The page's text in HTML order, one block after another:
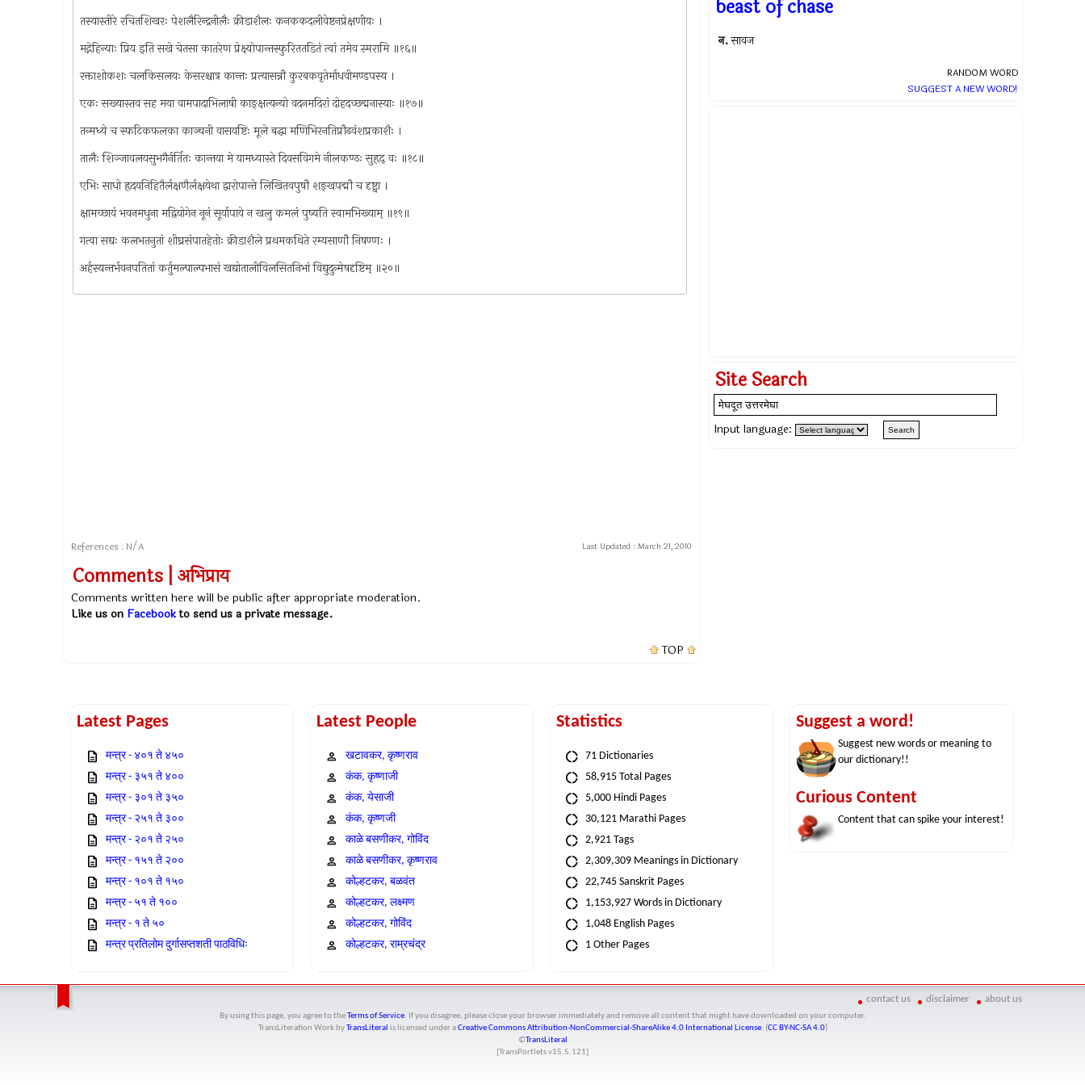
तस्यास्तीरे रचितशिखरः पेशलैरिन्द्रनीलैः क्रीडाशैलः कनककदलीवेष्टनप्रेक्षणीयः ।
मद्गेहिन्याः प्रिय इति सखे चेतसा कातरेण प्रेक्ष्योपान्तस्फुरिततडितं त्वां तमेव स्मरामि ॥१६॥
रक्ताशोकशः चलकिसलयः केसरश्चात्र कान्तः प्रत्यासन्नौ कुरबकवृतेर्माधवीमण्डपस्य ।
एकः सख्यास्तव सह मया वामपादाभिलाषी काङ्क्षत्यन्यो वदनमदिरां दोहदच्छद्मनास्याः ॥१७॥
तन्मध्ये च स्फटिकफलका काञ्चनी वासयष्टिः मूले बद्धा मणिभिरनतिप्रौढवंशप्रकाशैः ।
तालैः शिञ्जावलयसुभगैर्नर्तितः कान्तया मे यामध्यास्ते दिवसविगमे नीलकण्ठः सुहृद् वः ॥१८॥
एभिः साधो हृदयनिहितैर्लक्षणैर्लक्षयेथा द्वारोपान्ते लिखितवपुषौ शङ्खपद्मौ च दृष्ट्वा ।
क्षामच्छायं भवनमधुना मद्वियोगेन नूनं सूर्यापाये न खलु कमलं पुष्यति स्वामभिख्याम् ॥१९॥
गत्वा सद्यः कलभतनुतां शीघ्रसंपातहेतोः क्रीडाशैले प्रथमकथिते रम्यसाणौ निषण्णः ।
अर्हस्यन्तर्भवनपतितां कर्तुमल्पाल्पभासं खद्योतालीविलसितनिभां विद्युदुन्मेषदृष्टिम् ॥२०॥
References : N/A Last Updated : March 21, 2010
Comments | अभिप्राय
Comments written here will be public after appropriate moderation.
Like us on Facebookto send us a private message.
TOP
beast of chase
न.सावज
RANDOM WORD
SUGGEST A NEW WORD!
Site Search
Input language:
Latest Pages
मन्त्र - ४०१ ते ४५०
मन्त्र - ३५१ ते ४००
मन्त्र - ३०१ ते ३५०
मन्त्र - २५१ ते ३००
मन्त्र - २०१ ते २५०
मन्त्र - १५१ ते २००
मन्त्र - १०१ ते १५०
मन्त्र - ५१ ते १००
मन्त्र - १ ते ५०
मन्त्र प्रतिलोम दुर्गासप्तशती पाठविधिः
Latest People
खटावकर, कृष्णराव
कंक, कृष्णाजी
कंक, येसाजी
कंक, कृष्णजी
काळे बसणीकर, गोविंद
काळे बसणीकर, कृष्णराव
कोल्हटकर, बळवंत
कोल्हटकर, लक्ष्मण
कोल्हटकर, गोविंद
कोल्हटकर, राम्रचंद्र
Statistics
71 Dictionaries
58,915 Total Pages
5,000 Hindi Pages
30,121 Marathi Pages
2,921 Tags
2,309,309 Meanings in Dictionary
22,745 Sanskrit Pages
1,153,927 Words in Dictionary
1,048 English Pages
1 Other Pages
Suggest a word!
Suggest new words or meaning to
our dictionary!!
Curious Content
Content that can spike your interest!
contact us disclaimer about us
By using this page, you agree to the Terms of Service. If you disagree, please close your browser immediately and remove all content that might have downloaded on your computer.
TransLiteration Workby TransLiteral is licensed under aCreative Commons Attribution-NonCommercial-ShareAlike 4.0 International License. (CC BY-NC-SA 4.0)
©TransLiteral
[TransPortlets v15.5.121